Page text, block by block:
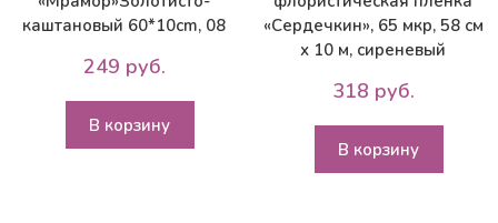
каштановый 60*10сm, 08
249 руб.
В корзину
«Сердечкин», 65 мкр, 58 см
х 10 м, сиреневый
318 руб.
В корзину